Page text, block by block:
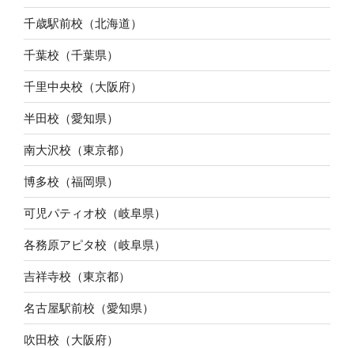
千歳駅前校（北海道）
千葉校（千葉県）
千里中央校（大阪府）
半田校（愛知県）
南大沢校（東京都）
博多校（福岡県）
可児パティオ校（岐阜県）
各務原アピタ校（岐阜県）
吉祥寺校（東京都）
名古屋駅前校（愛知県）
吹田校（大阪府）